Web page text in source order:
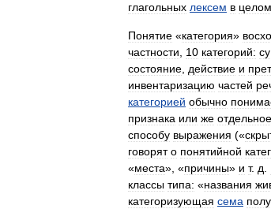
глагольных лексем в целом
Понятие «категория»
частности
10 категорий:
состояние действие и
инвентаризацию частей
категорией обычно
признака или же отдельное
способу выражения («
говорят о понятийной
«места», «причины» и т. д
классы типа: «названия
категоризующая сема